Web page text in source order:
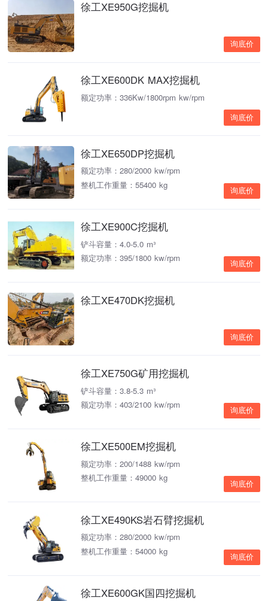
徐工XE950G挖掘机
询底价
徐工XE600DK MAX挖掘机
额定功率：336Kw/1800rpm kw/rpm
询底价
徐工XE650DP挖掘机
额定功率：280/2000 kw/rpm
整机工作重量：55400 kg
询底价
徐工XE900C挖掘机
铲斗容量：4.0-5.0 m³
额定功率：395/1800 kw/rpm
询底价
徐工XE470DK挖掘机
询底价
徐工XE750G矿用挖掘机
铲斗容量：3.8-5.3 m³
额定功率：403/2100 kw/rpm
询底价
徐工XE500EM挖掘机
额定功率：200/1488 kw/rpm
整机工作重量：49000 kg
询底价
徐工XE490KS岩石臂挖掘机
额定功率：280/2000 kw/rpm
整机工作重量：54000 kg
询底价
徐工XE600GK国四挖掘机